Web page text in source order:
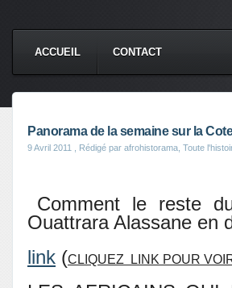
ACCUEIL CONTACT
Panorama de la semaine sur la
9 Avril 2011 , Rédigé par afrohistorama, Toute
Comment le reste
Ouattrara Alassane en
link (CLIQUEZ LINK POUR